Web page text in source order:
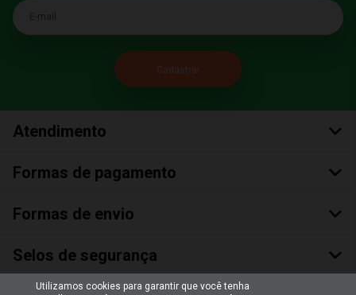
E-mail
Atendimento
Formas de pagamento
Formas de envio
Selos de segurança
Utilizamos cookies para garantir que você tenha